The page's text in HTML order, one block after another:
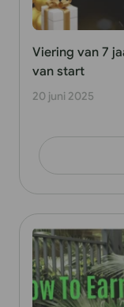
Viering van 7
van start
20 juni 2025